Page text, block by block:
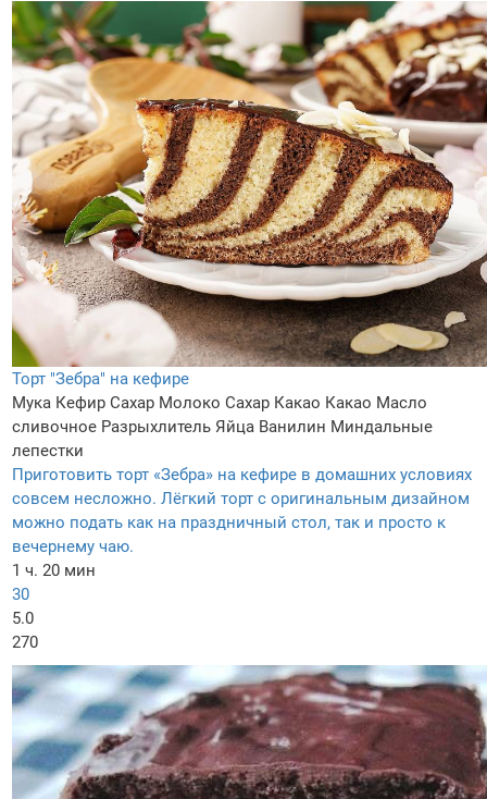
Торт "Зебра" на кефире
Мука Кефир Сахар Молоко Сахар Какао Какао Масло
сливочное Разрыхлитель Яйца Ванилин Миндальные
лепестки
Приготовить торт «Зебра» на кефире в домашних условиях
совсем несложно. Лёгкий торт с оригинальным дизайном
можно подать как на праздничный стол, так и просто к
вечернему чаю.
1 ч. 20 мин
30
5.0
270